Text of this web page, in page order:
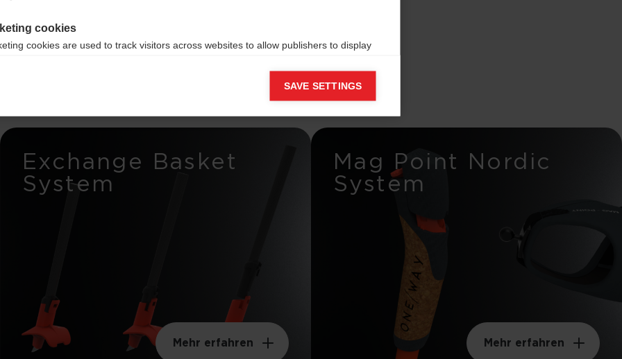
Exchange Basket
System
Mehr erfahren
Mag Point Nordic
System
Mehr erfahren
cookies
cookies are used to track visitors across websites to allow publishers to display
SAVE SETTINGS